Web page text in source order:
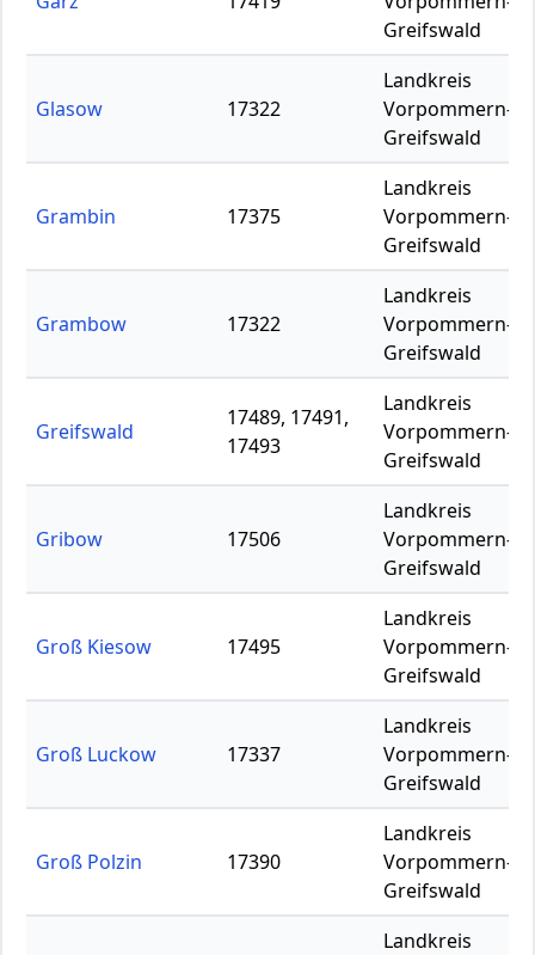
Greifswald
Glasow 17322
Landkreis
Vorpommern-
Greifswald
Grambin 17375
Landkreis
Vorpommern-
Greifswald
Grambow 17322
Landkreis
Vorpommern-
Greifswald
Greifswald
17489, 17491,
17493
Landkreis
Vorpommern-
Greifswald
Gribow 17506
Landkreis
Vorpommern-
Greifswald
Groß Kiesow 17495
Landkreis
Vorpommern-
Greifswald
Groß Luckow 17337
Landkreis
Vorpommern-
Greifswald
Groß Polzin 17390
Landkreis
Vorpommern-
Greifswald
Landkreis